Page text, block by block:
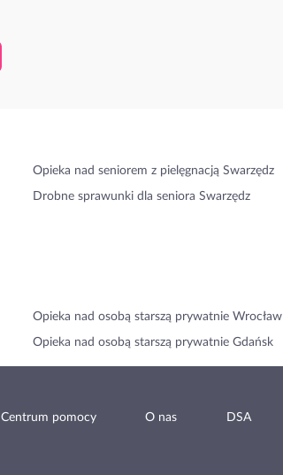
Opieka nad seniorem z pielęgnacją Swarzędz
Drobne sprawunki dla seniora Swarzędz
Opieka nad osobą starszą prywatnie Wrocław
Opieka nad osobą starszą prywatnie Gdańsk
Centrum pomocy O nas DSA